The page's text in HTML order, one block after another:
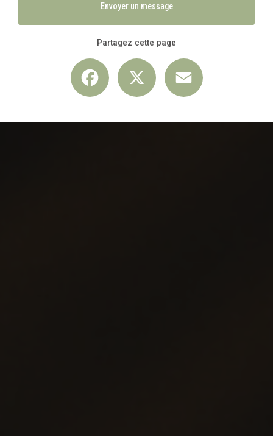
Envoyer un message
Partagez cette page
Facebook